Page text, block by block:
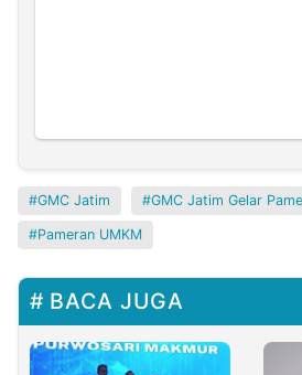
GMC Jatim GMC Jatim Gelar
Pameran UMKM
BACA JUGA